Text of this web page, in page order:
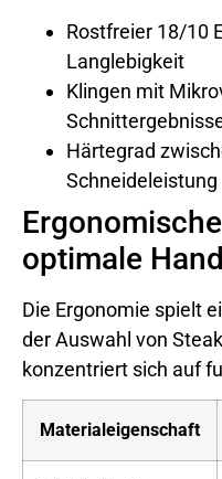
Rostfreier 18/10
Langlebigkeit
Klingen mit
Härtegrad
Schneideleistung
optimale
Die Ergonomie spielt
der Auswahl von
konzentriert sich auf
Materialeigenschaft